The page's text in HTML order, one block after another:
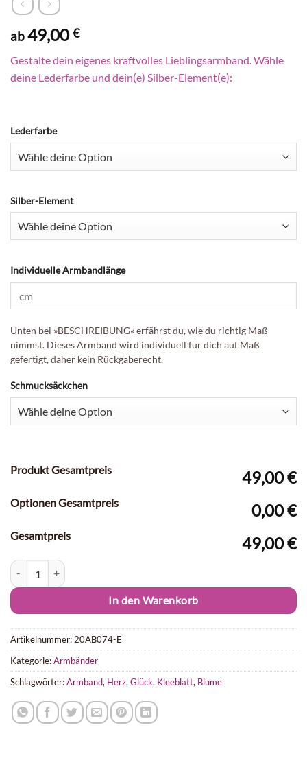
ab49,00€
Gestalte dein eigenes kraftvolles Lieblingsarmband. Wähle
deine Lederfarbe und dein(e) Silber-Element(e):
Lederfarbe
Silber-Element
Ohne (= AJALA
Simple)
Herz(+4,00 €)
Kleeblatt
Love-Anhänger
Individuelle Armbandlänge
Unten bei »BESCHREIBUNG« erfährst du, wie du richtig Maß
nimmst. Dieses Armband wird individuell für dich auf Maß
gefertigt, daher kein Rückgaberecht.
Schmucksäckchen
Ohne
Schmucksäckchen
Hellgrau
Baumwollsäckchen
Flieder
(+9,90 €)
Baumwollsäckchen
Schwarz kariert
(+9,90 €)
Baumwollsäckchen
Produkt Gesamtpreis 49,00 €
Optionen Gesamtpreis 0,00 €
Gesamtpreis 49,00 €
Lederarmband »AJALA« Element Menge
In den Warenkorb
Artikelnummer: 20AB074-E
Kategorie:Armbänder
Schlagwörter:Armband, Herz, Glück, Kleeblatt, Blume